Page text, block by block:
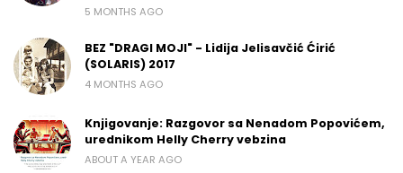
5 MONTHS AGO
BEZ "DRAGI MOJI" - Lidija Jelisavčić Ćirić
(SOLARIS) 2017
4 MONTHS AGO
Knjigovanje: Razgovor sa Nenadom Popovićem,
urednikom Helly Cherry vebzina
ABOUT A YEAR AGO